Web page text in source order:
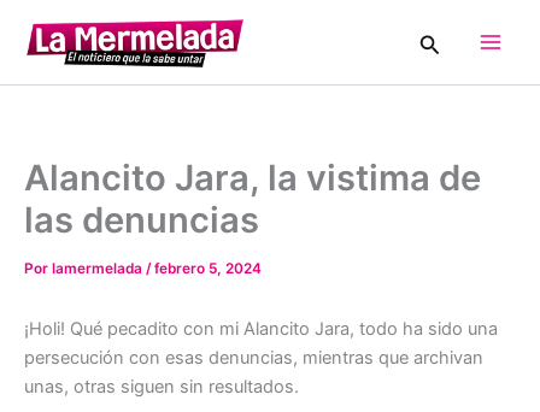
contenido
Buscar
Alancito Jara, la vistima de
las denuncias
Por lamermelada /febrero 5, 2024
¡Holi! Qué pecadito con mi Alancito Jara, todo ha sido una
persecución con esas denuncias, mientras que archivan
unas, otras siguen sin resultados.